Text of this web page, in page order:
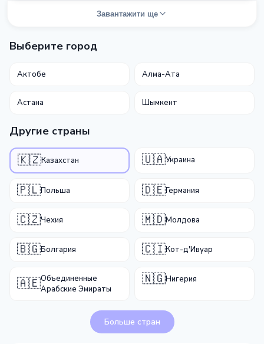
Завантажити ще
Выберите город
Актобе Алма-Ата
Астана Шымкент
Другие страны
🇰🇿Казахстан 🇺🇦Украина
🇵🇱Польша 🇩🇪Германия
🇨🇿Чехия 🇲🇩Молдова
🇧🇬Болгария 🇨🇮Кот-д'Ивуар
🇦🇪Объединенные
Арабские Эмираты
🇳🇬Нигерия
Больше стран